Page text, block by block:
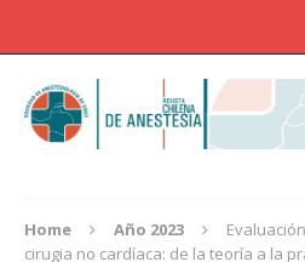
Home Año 2023
cirugia no cardíaca: de la teoría a la